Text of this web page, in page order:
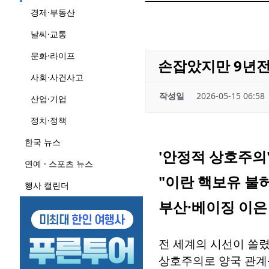
경제·부동산
날씨·교통
문화·라이프
사회·사건사고
산업·기업
정치·정책
한국 뉴스
연예 · 스포츠 뉴스
행사 캘린더
손잡았지만 9년
작성일 2026-05-15 06:58
'안정적 상호주
"이란 핵보유 불
부산·베이징 이
전 세계의 시선이 쏠
상호주의로 양국 관